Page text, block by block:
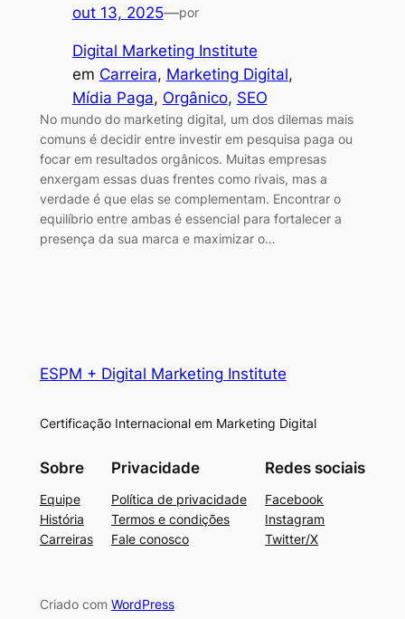
out 13, 2025—por
Digital Marketing Institute
em Carreira, Marketing Digital
Mídia Paga, Orgânico, SEO
No mundo do marketing digital, um dos dilemas mais
comuns é decidir entre investir em pesquisa paga ou
focar em resultados orgânicos. Muitas empresas
enxergam essas duas frentes como rivais, mas a
verdade é que elas se complementam. Encontrar o
equilíbrio entre ambas é essencial para fortalecer a
presença da sua marca e maximizar o…
ESPM + Digital Marketing Institute
Certificação Internacional em Marketing Digital
Sobre
Equipe
História
Carreiras
Privacidade
Política de privacidade
Termos e condições
Fale conosco
Redes sociais
Facebook
Instagram
Twitter/X
Criado com WordPress